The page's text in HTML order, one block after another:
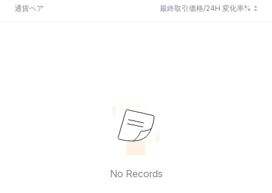
通貨ペア 最終取引価格/24H 変化率%
No Records